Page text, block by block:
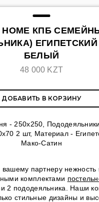
HOME КПБ
БЕЛЫЙ
48 000 KZT
ДОБАВИТЬ В КОРЗИНУ
- 250х250,
2 шт, Материал -
Мако-Сатин
партнеру
комплектами
2 пододеяльника. Наши
стильные дизайны и